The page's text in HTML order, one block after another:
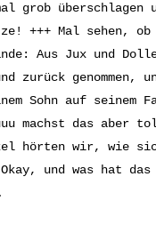
grob überschlagen
+++ Mal sehen, ob
Aus Jux und
und zurück
Sohn auf
machst das aber
hörten wir, wie
und was hat